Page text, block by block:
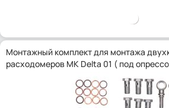
Монтажный комплект для монтажа
расходомеров MK Delta 01 ( под